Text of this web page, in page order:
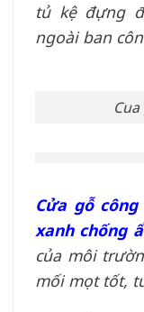
tủ kệ đựng
ngoài ban
Cửa gỗ
xanh chống
của môi
mối mọt tốt,